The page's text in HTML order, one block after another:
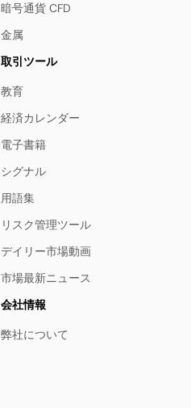
暗号通貨 CFD
金属
取引ツール
教育
経済カレンダー
電子書籍
シグナル
用語集
リスク管理ツール
デイリー市場動画
市場最新ニュース
会社情報
弊社について